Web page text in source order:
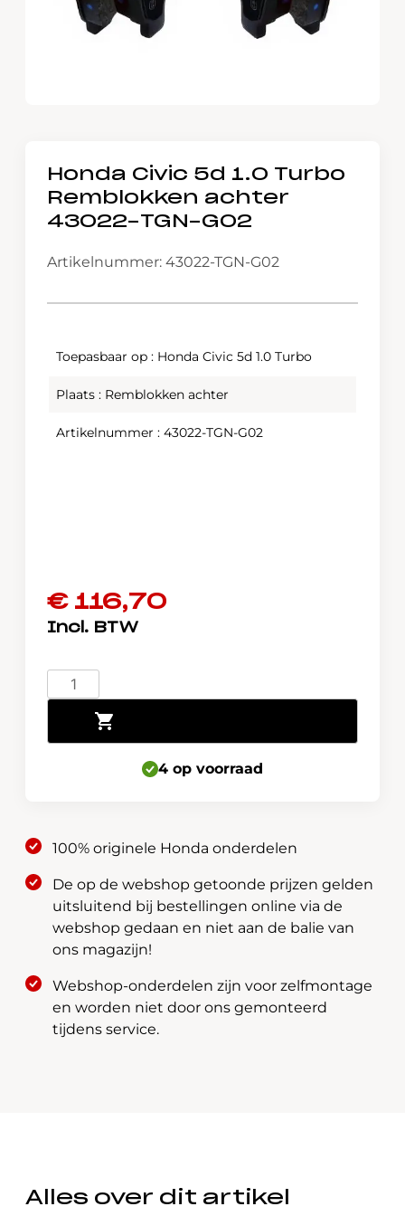
Honda Civic 5d 1.0 Turbo
Remblokken achter
43022-TGN-G02
Artikelnummer: 43022-TGN-G02
Toepasbaar op : Honda Civic 5d 1.0 Turbo
Plaats : Remblokken achter
Artikelnummer : 43022-TGN-G02
€116,70
Honda
Civic
1.0
TGN-
G02
aantal
Toevoegen aan winkelwagen
4 op voorraad
100% originele Honda onderdelen
De op de webshop getoonde prijzen gelden
uitsluitend bij bestellingen online via de
webshop gedaan en niet aan de balie van
ons magazijn!
Webshop-onderdelen zijn voor zelfmontage
en worden niet door ons gemonteerd
tijdens service.
Alles over dit artikel